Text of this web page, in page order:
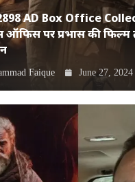
AD Box Office
ऑफिस पर प्रभास की फिल्म
Faique June 27,